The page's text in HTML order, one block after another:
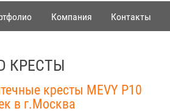
Компания Контакты
КРЕСТЫ
кресты MEVY P10
в г.Москва